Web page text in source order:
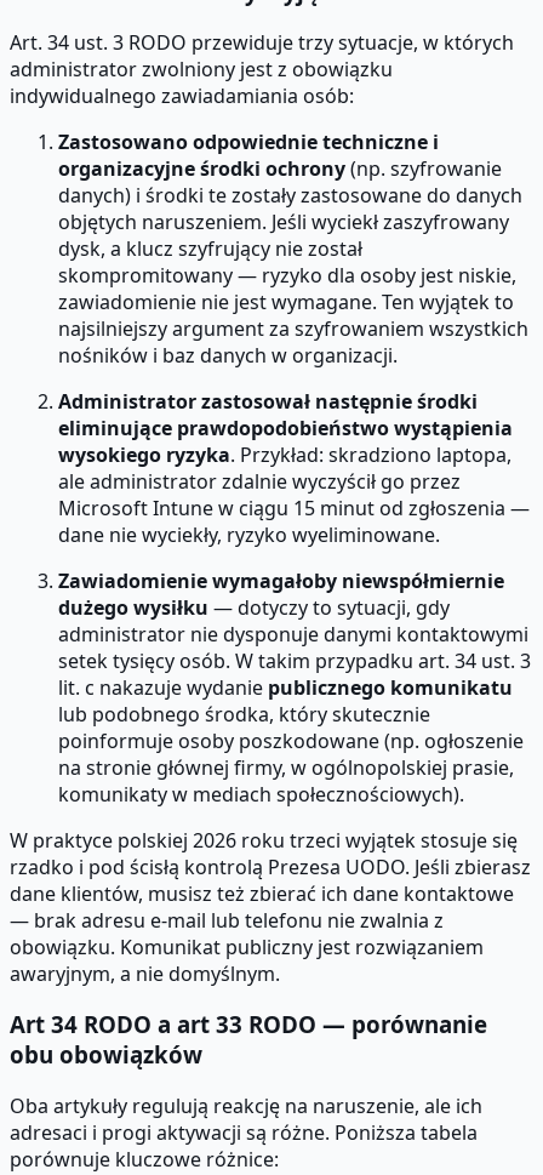
Art. 34 ust. 3 RODO przewiduje trzy sytuacje, w których
administrator zwolniony jest z obowiązku
indywidualnego zawiadamiania osób:
Zastosowano odpowiednie techniczne i
organizacyjne środki ochrony(np. szyfrowanie
danych) i środki te zostały zastosowane do danych
objętych naruszeniem. Jeśli wyciekł zaszyfrowany
dysk, a klucz szyfrujący nie został
skompromitowany — ryzyko dla osoby jest niskie,
zawiadomienie nie jest wymagane. Ten wyjątek to
najsilniejszy argument za szyfrowaniem wszystkich
nośników i baz danych w organizacji.
Administrator zastosował następnie środki
eliminujące prawdopodobieństwo wystąpienia
wysokiego ryzyka. Przykład: skradziono laptopa,
ale administrator zdalnie wyczyścił go przez
Microsoft Intune w ciągu 15 minut od zgłoszenia —
dane nie wyciekły, ryzyko wyeliminowane.
Zawiadomienie wymagałoby niewspółmiernie
dużego wysiłku — dotyczy to sytuacji, gdy
administrator nie dysponuje danymi kontaktowymi
setek tysięcy osób. W takim przypadku art. 34 ust. 3
lit. c nakazuje wydanie publicznego komunikatu
lub podobnego środka, który skutecznie
poinformuje osoby poszkodowane (np. ogłoszenie
na stronie głównej firmy, w ogólnopolskiej prasie,
komunikaty w mediach społecznościowych).
W praktyce polskiej 2026 roku trzeci wyjątek stosuje się
rzadko i pod ścisłą kontrolą Prezesa UODO. Jeśli zbierasz
dane klientów, musisz też zbierać ich dane kontaktowe
— brak adresu e-mail lub telefonu nie zwalnia z
obowiązku. Komunikat publiczny jest rozwiązaniem
awaryjnym, a nie domyślnym.
Art 34 RODO a art 33 RODO — porównanie
obu obowiązków
Oba artykuły regulują reakcję na naruszenie, ale ich
adresaci i progi aktywacji są różne. Poniższa tabela
porównuje kluczowe różnice: